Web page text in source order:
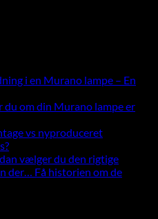
i en Murano lampe – En
du om din Murano lampe er
vs nyproduceret
vælger du den rigtige
der… Få historien om de